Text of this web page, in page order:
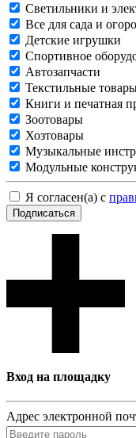
Светильники и
Все для сада и
Детские игрушки
Спортивное
Автозапчасти
Текстильные
Книги и печатная
Зоотовары
Хозтовары
Музыкальные
Модульные
Я согласен(а) с
Подписаться
Вход на площадку
Адрес электронной